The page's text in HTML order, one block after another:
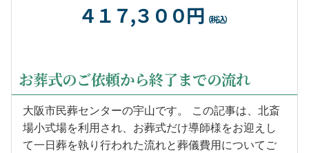
４１７,３００円 （税込）
お葬式のご依頼から終了までの流れ
大阪市民葬センターの宇山です。 この記事は、北斎
場小式場を利用され、お葬式だけ導師様をお迎えし
て一日葬を執り行われた流れと葬儀費用についてご